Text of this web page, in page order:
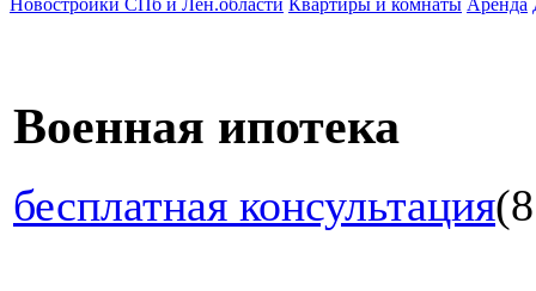
Военная ипотека
бесплатная консультация